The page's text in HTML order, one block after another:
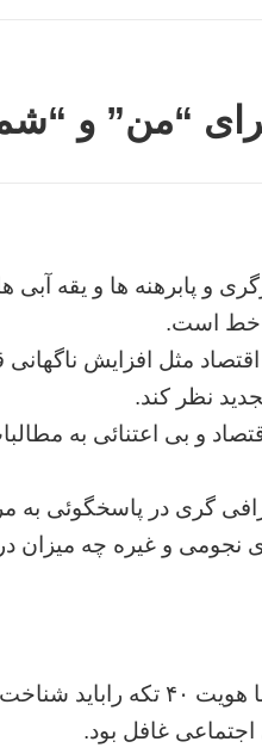
“من” و
و پابرهنه ها و یقه
خط است.
مثل افزایش ناگهانی
نظر کند.
و بی اعتنائی به
گری در پاسخگوئی به
و غیره چه میزان
یکم. نسل شبکه های اجتماعی با هویت
غافل بود.